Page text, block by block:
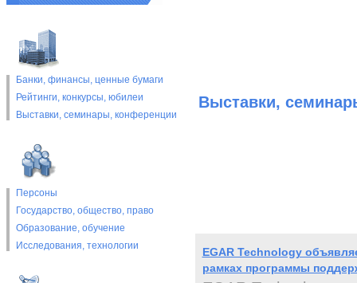
Банки, финансы, ценные бумаги
Рейтинги, конкурсы, юбилеи
Выставки, cеминары, конференции
Персоны
Государство, общество, право
Образование, обучение
Исследования, технологии
Выставки,
EGAR Technology
рамках программы